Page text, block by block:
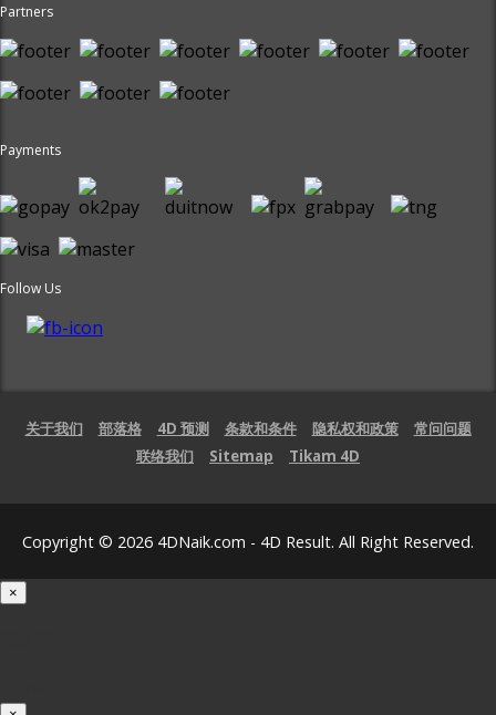
Partners
Payments
Follow Us
关于我们 部落格 4D 预测 条款和条件 隐私权和政策
常问问题
联络我们
Sitemap Tikam 4D
Copyright © 2026 4DNaik.com - 4D Result. All Right Reserved.
×